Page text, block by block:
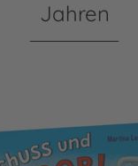
Jahren